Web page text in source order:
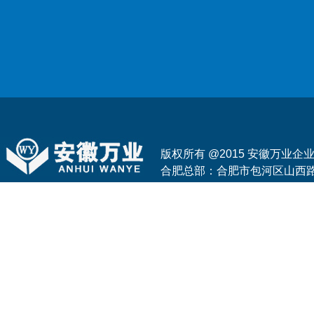
版权所有 @2015 安徽万业企
合肥总部：合肥市包河区山西